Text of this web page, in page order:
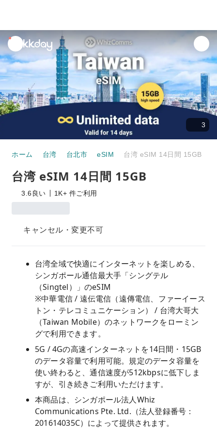
unread
notifications
3
ホーム 台湾 台北市 eSIM 台湾 eSIM 14日間 15GB
台湾 eSIM 14日間 15GB
3.6 良い 1K+ 件ご利用
キャンセル・変更不可
台湾全域で快適にインターネットを楽しめる、
シンガポール通信最大手「シングテル
（Singtel）」のeSIM
※中華電信 / 遠伝電信（遠傳電信、ファーイース
トン・テレコミュニケーション） / 台湾大哥大
（Taiwan Mobile）のネットワークをローミン
グで利用できます。
5G / 4Gの高速インターネットを14日間・15GB
のデータ容量で利用可能。規定のデータ容量を
使い終わると、通信速度が512kbpsに低下しま
すが、引き続きご利用いただけます。
本商品は、シンガポール法人Whiz
Communications Pte. Ltd.（法人登録番号：
201614035C）によって提供されます。